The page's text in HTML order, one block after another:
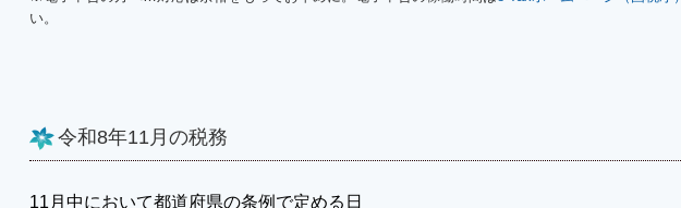
い。
令和8年11月の税務
11月中において都道府県の条例で定める日